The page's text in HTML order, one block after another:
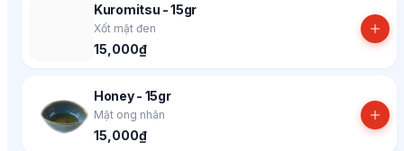
Kuromitsu - 15gr
Xốt mật đen
15,000₫
Honey - 15gr
Mật ong nhãn
15,000₫